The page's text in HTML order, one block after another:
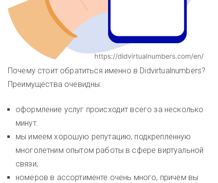
Почему стоит обратиться именно в Didvirtualnumbers?
Преимущества очевидны:
оформление услуг происходит всего за несколько
минут.
мы имеем хорошую репутацию, подкрепленную
многолетним опытом работы в сфере виртуальной
связи;
номеров в ассортименте очень много, причем вы